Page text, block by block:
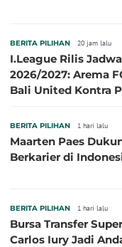
BERITA PILIHAN 20 jam lalu
I.League Rilis
2026/2027: Arema
Bali United Kontra
BERITA PILIHAN 1 hari lalu
Maarten Paes
Berkarier di
BERITA PILIHAN 1 hari lalu
Bursa Transfer
Carlos Iury Jadi